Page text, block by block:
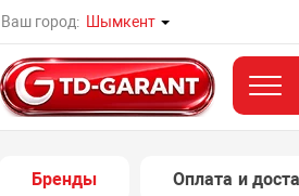
Ваш город: Шымкент
Бренды Оплата и